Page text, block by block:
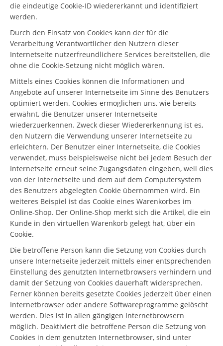
die eindeutige Cookie-ID wiedererkannt und identifiziert
werden.
Durch den Einsatz von Cookies kann der für die
Verarbeitung Verantwortlicher den Nutzern dieser
Internetseite nutzerfreundlichere Services bereitstellen, die
ohne die Cookie-Setzung nicht möglich wären.
Mittels eines Cookies können die Informationen und
Angebote auf unserer Internetseite im Sinne des Benutzers
optimiert werden. Cookies ermöglichen uns, wie bereits
erwähnt, die Benutzer unserer Internetseite
wiederzuerkennen. Zweck dieser Wiedererkennung ist es,
den Nutzern die Verwendung unserer Internetseite zu
erleichtern. Der Benutzer einer Internetseite, die Cookies
verwendet, muss beispielsweise nicht bei jedem Besuch der
Internetseite erneut seine Zugangsdaten eingeben, weil dies
von der Internetseite und dem auf dem Computersystem
des Benutzers abgelegten Cookie übernommen wird. Ein
weiteres Beispiel ist das Cookie eines Warenkorbes im
Online-Shop. Der Online-Shop merkt sich die Artikel, die ein
Kunde in den virtuellen Warenkorb gelegt hat, über ein
Cookie.
Die betroffene Person kann die Setzung von Cookies durch
unsere Internetseite jederzeit mittels einer entsprechenden
Einstellung des genutzten Internetbrowsers verhindern und
damit der Setzung von Cookies dauerhaft widersprechen.
Ferner können bereits gesetzte Cookies jederzeit über einen
Internetbrowser oder andere Softwareprogramme gelöscht
werden. Dies ist in allen gängigen Internetbrowsern
möglich. Deaktiviert die betroffene Person die Setzung von
Cookies in dem genutzten Internetbrowser, sind unter